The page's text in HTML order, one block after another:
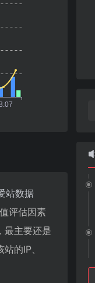
站数据
评估因素
最主要还是
的IP、